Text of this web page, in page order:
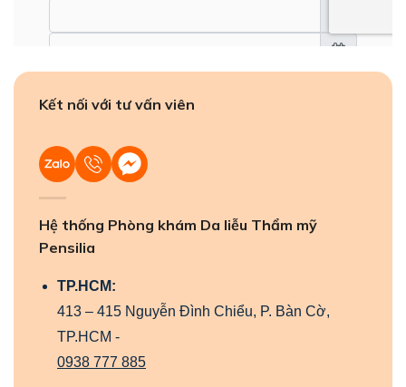
Kết nối với tư vấn viên
Hệ thống Phòng khám Da liễu Thẩm mỹ
Pensilia
TP.HCM:
413 – 415 Nguyễn Đình Chiểu, P. Bàn Cờ,
TP.HCM -
0938 777 885